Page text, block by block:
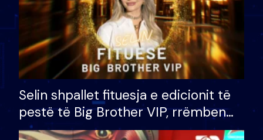
Selin shpallet fituesja e edicionit të
pestë të Big Brother VIP, rrëmben
çmimin e madh prej 100 mijë eurosh